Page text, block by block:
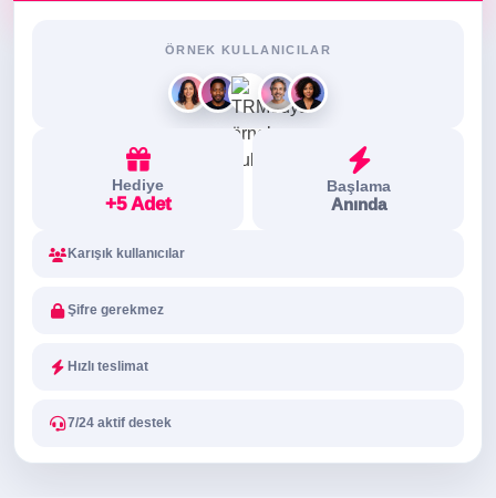
ÖRNEK KULLANICILAR
Hediye
+5 Adet
Başlama
Anında
Karışık kullanıcılar
Şifre gerekmez
Hızlı teslimat
7/24 aktif destek